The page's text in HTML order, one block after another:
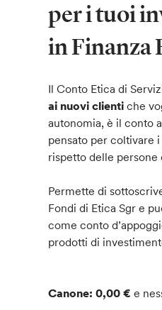
per i tuoi
in Finanza
Il Conto Etica di
ai nuovi clienti che
autonomia, è il conto
pensato per coltivare
rispetto delle persone
Permette di
Fondi di Etica Sgr e
come conto
prodotti di
Canone: 0,00 €e